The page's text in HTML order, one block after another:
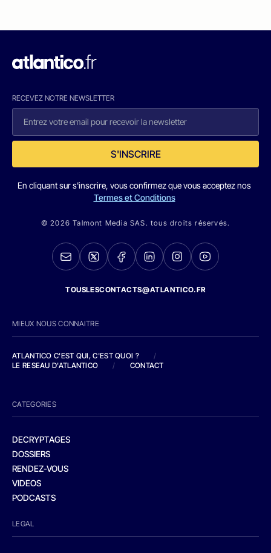
RECEVEZ NOTRE NEWSLETTER
S'INSCRIRE
En cliquant sur s'inscrire, vous confirmez que vous acceptez nos
Termes et Conditions
© 2026 Talmont Media SAS. tous droits réservés.
TOUSLESCONTACTS@ATLANTICO.FR
MIEUX NOUS CONNAITRE
ATLANTICO C'EST QUI, C'EST QUOI ?
/
LE RESEAU D'ATLANTICO
/ CONTACT
CATEGORIES
DECRYPTAGES
DOSSIERS
RENDEZ-VOUS
VIDEOS
PODCASTS
LEGAL